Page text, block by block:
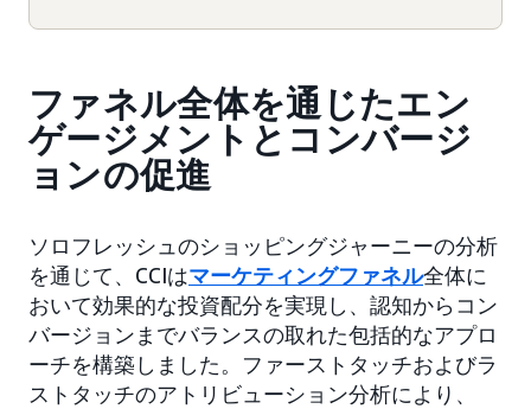
ファネル全体を通じたエン
ゲージメントとコンバージ
ョンの促進
ソロフレッシュのショッピングジャーニーの分析
を通じて、CCIはマーケティングファネル全体に
おいて効果的な投資配分を実現し、認知からコン
バージョンまでバランスの取れた包括的なアプロ
ーチを構築しました。ファーストタッチおよびラ
ストタッチのアトリビューション分析により、